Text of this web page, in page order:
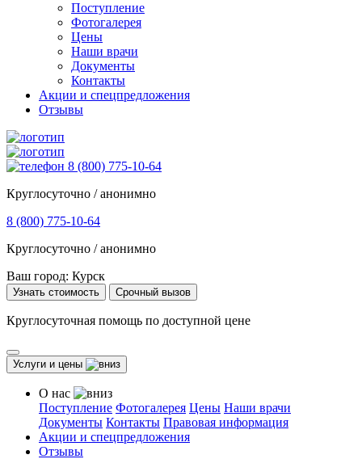
Поступление
Фотогалерея
Цены
Наши врачи
Документы
Контакты
Акции и спецпредложения
Отзывы
8 (800) 775-10-64
Круглосуточно / анонимно
8 (800) 775-10-64
Круглосуточно / анонимно
Ваш город: Курск
Узнать стоимость Срочный вызов
Круглосуточная помощь по доступной цене
Услуги и цены
О нас
Поступление Фотогалерея Цены Наши врачи
Документы Контакты Правовая информация
Акции и спецпредложения
Отзывы